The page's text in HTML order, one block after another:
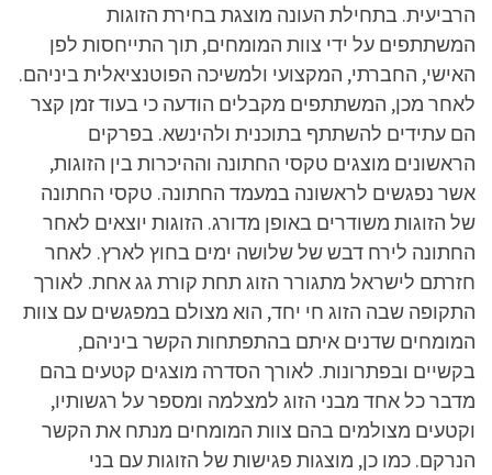
הרביעית. בתחילת העונה מוצגת בחירת הזוגות
המשתתפים על ידי צוות המומחים, תוך התייחסות לפן
האישי, החברתי, המקצועי ולמשיכה הפוטנציאלית ביניהם.
לאחר מכן, המשתתפים מקבלים הודעה כי בעוד זמן קצר
הם עתידים להשתתף בתוכנית ולהינשא. בפרקים
הראשונים מוצגים טקסי החתונה וההיכרות בין הזוגות,
אשר נפגשים לראשונה במעמד החתונה. טקסי החתונה
של הזוגות משודרים באופן מדורג. הזוגות יוצאים לאחר
החתונה לירח דבש של שלושה ימים בחוץ לארץ. לאחר
חזרתם לישראל מתגורר הזוג תחת קורת גג אחת. לאורך
התקופה שבה הזוג חי יחד, הוא מצולם במפגשים עם צוות
המומחים שדנים איתם בהתפתחות הקשר ביניהם,
בקשיים ובפתרונות. לאורך הסדרה מוצגים קטעים בהם
מדבר כל אחד מבני הזוג למצלמה ומספר על רגשותיו,
וקטעים מצולמים בהם צוות המומחים מנתח את הקשר
הנרקם. כמו כן, מוצגות פגישות של הזוגות עם בני